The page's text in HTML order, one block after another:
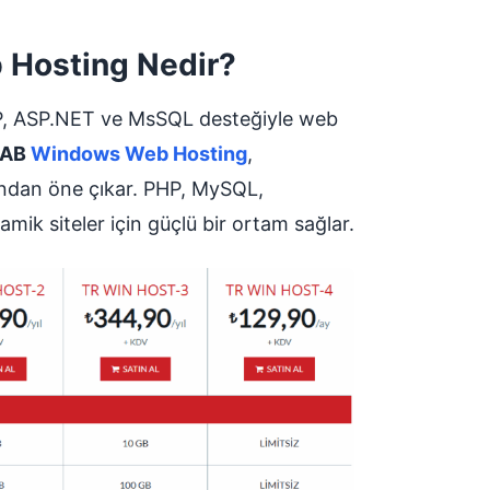
Hosting Nedir?
ASP.NET ve MsSQL desteğiyle web
Windows Web Hosting,
öne çıkar. PHP, MySQL,
siteler için güçlü bir ortam sağlar.